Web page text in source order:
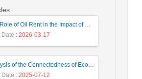
The Role of Oil Rent in the Impact of Green Policies on Environmental Health in Iran
Date : 2026-03-17
Analysis of the Connectedness of Economic and Environmental Volatility in Iran (2006–2023)
Date : 2025-07-12